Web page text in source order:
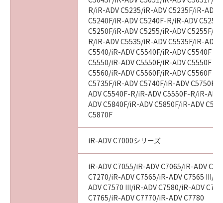
R/iR-ADV C5235/iR-ADV C5235F/iR-ADV
C5240F/iR-ADV C5240F-R/iR-ADV
C5250F/iR-ADV C5255/iR-ADV C5255F/
R/iR-ADV C5535/iR-ADV C5535F/iR-ADV
C5540/iR-ADV C5540F/iR-ADV C5540F
C5550/iR-ADV C5550F/iR-ADV C5550F
C5560/iR-ADV C5560F/iR-ADV C5560F
C5735F/iR-ADV C5740F/iR-ADV C5750F/
ADV C5540F-R/iR-ADV C5550F-R/iR-
ADV C5840F/iR-ADV C5850F/iR-ADV
C5870F
iR-ADV C7000シリーズ
iR-ADV C7055/iR-ADV C7065/iR-ADV
C7270/iR-ADV C7565/iR-ADV C7565 III/
ADV C7570 III/iR-ADV C7580/iR-ADV
C7765/iR-ADV C7770/iR-ADV C7780